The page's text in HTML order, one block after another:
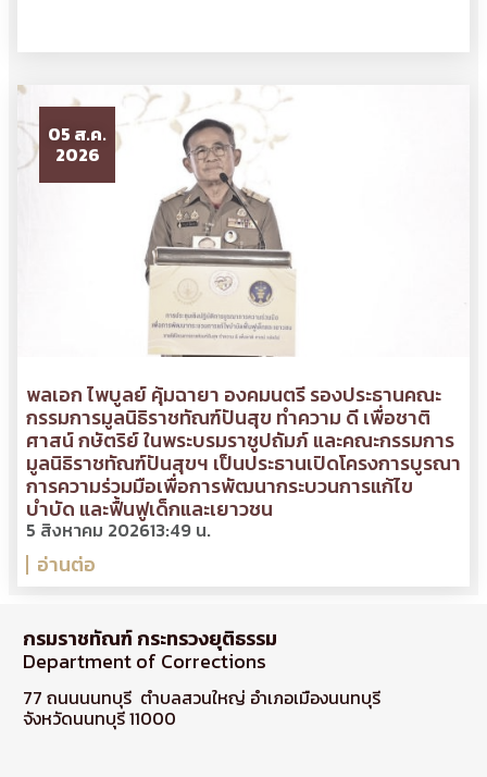
05 ส.ค.
2026
พลเอก ไพบูลย์ คุ้มฉายา องคมนตรี รองประธานคณะ
กรรมการมูลนิธิราชทัณฑ์ปันสุข ทำความ ดี เพื่อชาติ
ศาสน์ กษัตริย์ ในพระบรมราชูปถัมภ์ และคณะกรรมการ
มูลนิธิราชทัณฑ์ปันสุขฯ เป็นประธานเปิดโครงการบูรณา
การความร่วมมือเพื่อการพัฒนากระบวนการแก้ไข
บำบัด และฟื้นฟูเด็กและเยาวชน
5 สิงหาคม 202613:49 น.
อ่านต่อ
กรมราชทัณฑ์ กระทรวงยุติธรรม
Department of Corrections
77 ถนนนนทบุรี ตำบลสวนใหญ่ อำเภอเมืองนนทบุรี
จังหวัดนนทบุรี 11000